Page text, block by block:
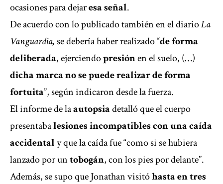
ocasiones para dejaresa señal.
De acuerdo con lo publicado también en el diarioLa
Vanguardia,se debería haber realizado “de forma
deliberada, ejerciendopresiónen el suelo, (…)
dicha marca no se puede realizar de forma
fortuita”, según indicaron desde la fuerza.
El informe de laautopsiadetalló que el cuerpo
presentabalesiones incompatibles con una caída
accidentaly que la caída fue “como si se hubiera
lanzado por untobogán, con los pies por delante”.
Además, se supo que Jonathan visitóhasta en tres